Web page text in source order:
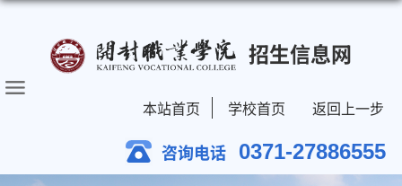
招生信息网
本站首页 学校首页 返回上一步
咨询电话 0371-27886555